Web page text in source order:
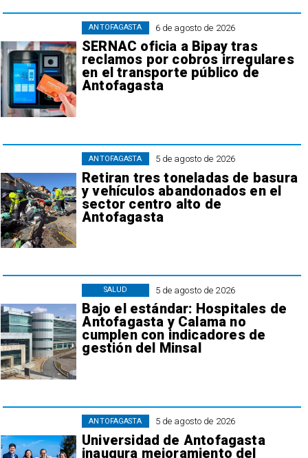
6 de agosto de 2026
SERNAC oficia a Bipay tras
reclamos por cobros irregulares
en el transporte público de
Antofagasta
ANTOFAGASTA
5 de agosto de 2026
Retiran tres toneladas de basura
y vehículos abandonados en el
sector centro alto de
Antofagasta
ANTOFAGASTA
5 de agosto de 2026
Bajo el estándar: Hospitales de
Antofagasta y Calama no
cumplen con indicadores de
gestión del Minsal
SALUD
5 de agosto de 2026
Universidad de Antofagasta
inaugura mejoramiento del
ANTOFAGASTA